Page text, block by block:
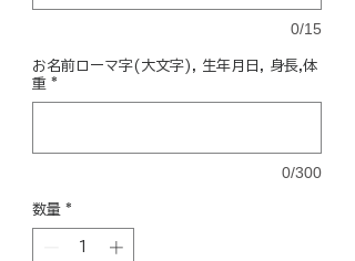
0/15
お名前ローマ字(大文字), 生年月日, 身長,体
重 *
0/300
数量 *